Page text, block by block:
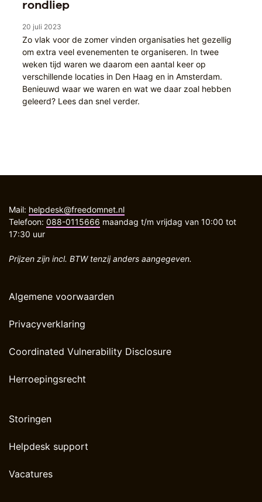
rondliep
20 juli 2023
Zo vlak voor de zomer vinden organisaties het gezellig
om extra veel evenementen te organiseren. In twee
weken tijd waren we daarom een aantal keer op
verschillende locaties in Den Haag en in Amsterdam.
Benieuwd waar we waren en wat we daar zoal hebben
geleerd? Lees dan snel verder.
Mail: helpdesk@freedomnet.nl
Telefoon: 088-0115666 maandag t/m vrijdag van 10:00 tot
17:30 uur
Prijzen zijn incl. BTW tenzij anders aangegeven.
Algemene voorwaarden
Privacyverklaring
Coordinated Vulnerability Disclosure
Herroepingsrecht
Storingen
Helpdesk support
Vacatures